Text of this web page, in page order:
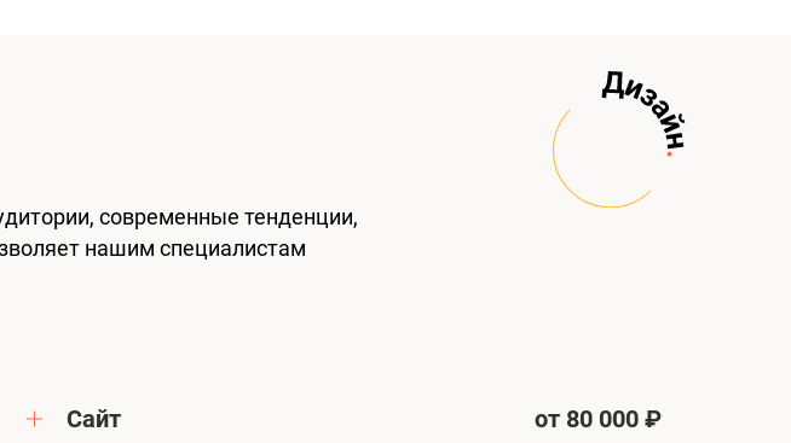
современные тенденции,
нашим специалистам
Сайт от 80 000 ₽